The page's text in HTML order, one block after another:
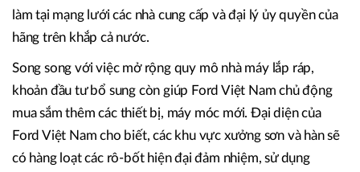
làm tại mạng lưới các nhà cung cấp và đại lý ủy quyền của
hãng trên khắp cả nước.
Song song với việc mở rộng quy mô nhà máy lắp ráp,
khoản đầu tư bổ sung còn giúp Ford Việt Nam chủ động
mua sắm thêm các thiết bị, máy móc mới. Đại diện của
Ford Việt Nam cho biết, các khu vực xưởng sơn và hàn sẽ
có hàng loạt các rô-bốt hiện đại đảm nhiệm, sử dụng